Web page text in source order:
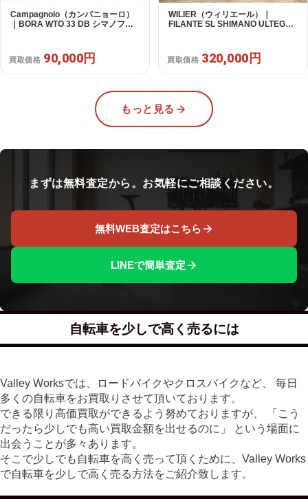
Campagnolo（カンパニョーロ）
｜BORA WTO 33 DB シマノフリ
買取価格 90,000円
WILIER（ウィリエール）｜
FILANTE SL SHIMANO ULTEGRA
買取価格 320,000円
もっと見る
まずは無料査定から。お気軽にご相談ください。
無料WEB査定はこちら
LINEで簡単査定
自転車を少しで高く売るには
Valley Worksでは、ロードバイクやクロスバイクなど、 毎日
多くの自転車をお買取りさせて頂いております。
できる限り高価買取ができるよう努めておりますが、 「こう
だったら少しでも高い買取金額を出せるのに」 という場面に
出会うことが多々あります。
そこで少しでも自転車を高く売って頂くために、Valley Works
で自転車を少しで高く売る方法をご紹介致します。